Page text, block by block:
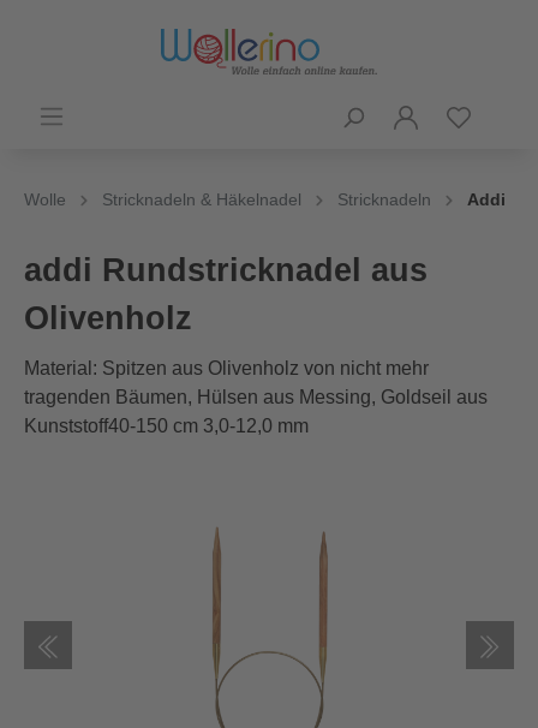
Wolle Stricknadeln & Häkelnadel Stricknadeln Addi
addi Rundstricknadel aus
Olivenholz
Material: Spitzen aus Olivenholz von nicht mehr
tragenden Bäumen, Hülsen aus Messing, Goldseil aus
Kunststoff40-150 cm 3,0-12,0 mm